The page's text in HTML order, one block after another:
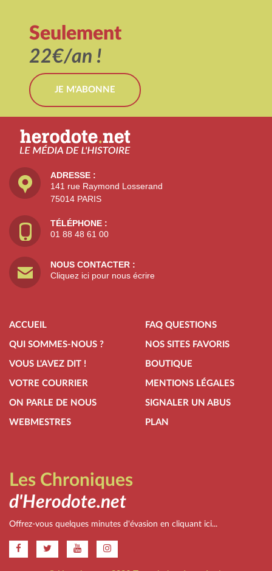
Seulement
22€/an !
JE M'ABONNE
ADRESSE :
141 rue Raymond Losserand
75014 PARIS
TÉLÉPHONE :
01 88 48 61 00
NOUS CONTACTER :
Cliquez ici pour nous écrire
ACCUEIL
QUI SOMMES-NOUS ?
VOUS L'AVEZ DIT !
VOTRE COURRIER
ON PARLE DE NOUS
WEBMESTRES
FAQ QUESTIONS
NOS SITES FAVORIS
BOUTIQUE
MENTIONS LÉGALES
SIGNALER UN ABUS
PLAN
Les Chroniques
d'Herodote.net
Offrez-vous quelques minutes d'évasion en cliquant ici...